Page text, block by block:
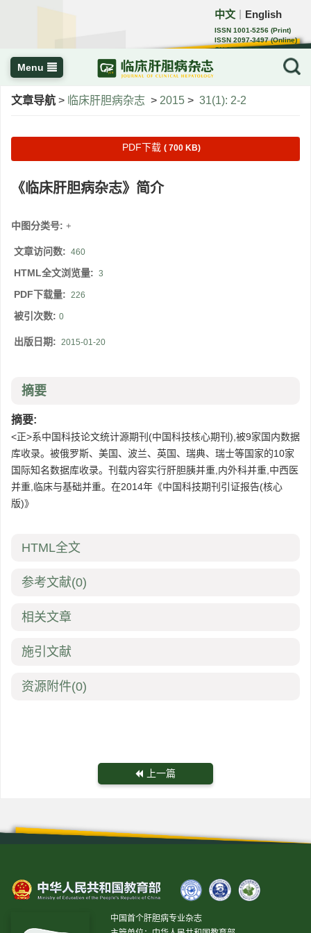
中文 English
ISSN 1001-5256 (Print)
ISSN 2097-3497 (Online)
CN 22-1108/R
Menu
文章导航 > 临床肝胆病杂志 > 2015 > 31(1): 2-2
PDF下载 ( 700 KB)
《临床肝胆病杂志》简介
中图分类号: +
文章访问数: 460
HTML全文浏览量: 3
PDF下载量: 226
被引次数: 0
出版日期: 2015-01-20
摘要
摘要:
<正>系中国科技论文统计源期刊(中国科技核心期刊),被9家国内数据
库收录。被俄罗斯、美国、波兰、英国、瑞典、瑞士等国家的10家
国际知名数据库收录。刊载内容实行肝胆胰并重,内外科并重,中西医
并重,临床与基础并重。在2014年《中国科技期刊引证报告(核心
版)》
HTML全文
参考文献(0)
相关文章
施引文献
资源附件(0)
上一篇
中国首个肝胆病专业杂志